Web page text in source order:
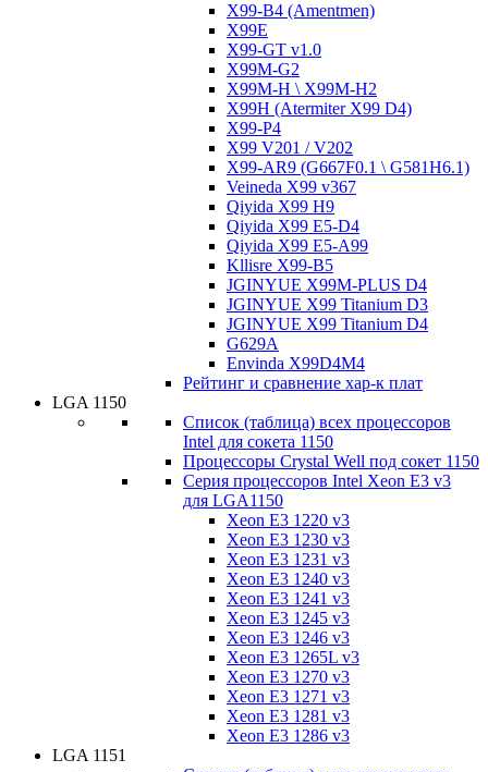
X99-B4 (Amentmen)
X99E
X99-GT v1.0
X99M-G2
X99M-H \ X99M-H2
X99H (Atermiter X99 D4)
X99-P4
X99 V201 / V202
X99-AR9 (G667F0.1 \ G581H6.1)
Veineda X99 v367
Qiyida X99 H9
Qiyida X99 E5-D4
Qiyida X99 E5-A99
Kllisre X99-B5
JGINYUE X99M-PLUS D4
JGINYUE X99 Titanium D3
JGINYUE X99 Titanium D4
G629A
Envinda X99D4M4
Рейтинг и сравнение хар-к плат
LGA 1150
Список (таблица) всех процессоров
Intel для сокета 1150
Процессоры Crystal Well под сокет 1150
Серия процессоров Intel Xeon E3 v3
для LGA1150
Xeon E3 1220 v3
Xeon E3 1230 v3
Xeon E3 1231 v3
Xeon E3 1240 v3
Xeon E3 1241 v3
Xeon E3 1245 v3
Xeon E3 1246 v3
Xeon E3 1265L v3
Xeon E3 1270 v3
Xeon E3 1271 v3
Xeon E3 1281 v3
Xeon E3 1286 v3
LGA 1151